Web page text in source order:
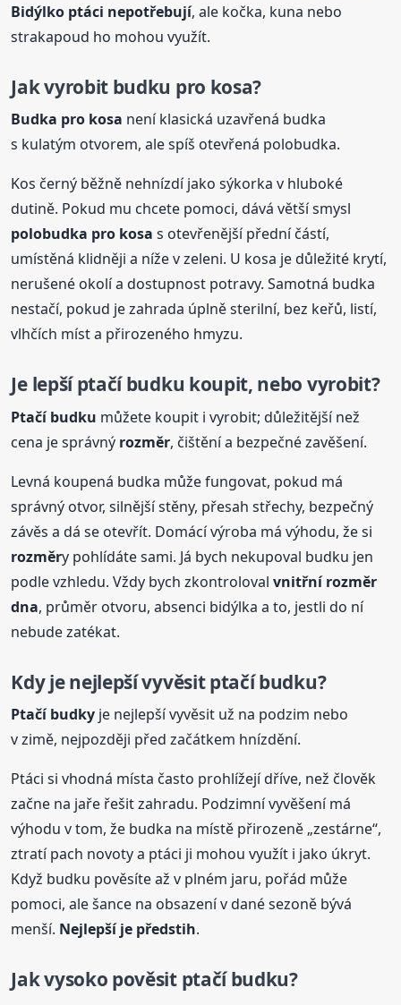
Bidýlko ptáci nepotřebují, ale kočka, kuna nebo
strakapoud ho mohou využít.
Jak vyrobit budku pro kosa?
Budka pro kosa není klasická uzavřená budka
s kulatým otvorem, ale spíš otevřená polobudka.
Kos černý běžně nehnízdí jako sýkorka v hluboké
dutině. Pokud mu chcete pomoci, dává větší smysl
polobudka pro kosa s otevřenější přední částí,
umístěná klidněji a níže v zeleni. U kosa je důležité krytí,
nerušené okolí a dostupnost potravy. Samotná budka
nestačí, pokud je zahrada úplně sterilní, bez keřů, listí,
vlhčích míst a přirozeného hmyzu.
Je lepší ptačí budku koupit, nebo vyrobit?
Ptačí budku můžete koupit i vyrobit; důležitější než
cena je správný rozměr, čištění a bezpečné zavěšení.
Levná koupená budka může fungovat, pokud má
správný otvor, silnější stěny, přesah střechy, bezpečný
závěs a dá se otevřít. Domácí výroba má výhodu, že si
rozměry pohlídáte sami. Já bych nekupoval budku jen
podle vzhledu. Vždy bych zkontrolovalvnitřnírozměr
dna, průměr otvoru, absenci bidýlka a to, jestli do ní
nebude zatékat.
Kdy je nejlepší vyvěsit ptačí budku?
Ptačíbudky je nejlepší vyvěsit už na podzim nebo
v zimě, nejpozději před začátkem hnízdění.
Ptáci si vhodná místa často prohlížejí dříve, než člověk
začne na jaře řešit zahradu. Podzimní vyvěšení má
výhodu v tom, že budka na místě přirozeně „zestárne“,
ztratí pach novoty a ptáci ji mohou využít i jako úkryt.
Když budku pověsíte až v plném jaru, pořád může
pomoci, ale šance na obsazení v dané sezoně bývá
menší. Nejlepší je předstih.
Jak vysoko pověsit ptačí budku?